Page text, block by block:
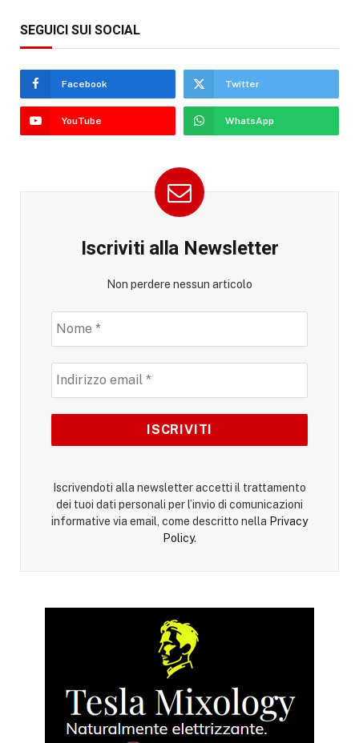
SEGUICI SUI SOCIAL
Facebook Twitter
YouTube WhatsApp
Iscriviti alla Newsletter
Non perdere nessun articolo
Iscrivendoti alla newsletter accetti il trattamento
dei tuoi dati personali per l’invio di comunicazioni
informative via email, come descritto nella Privacy
Policy.